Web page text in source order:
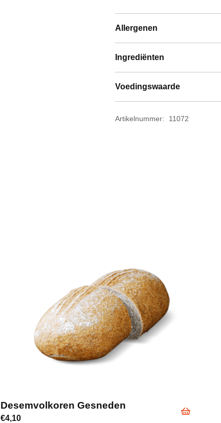
Allergenen
Ingrediënten
Voedingswaarde
Artikelnummer: 11072
Desemvolkoren Gesneden
€4,10